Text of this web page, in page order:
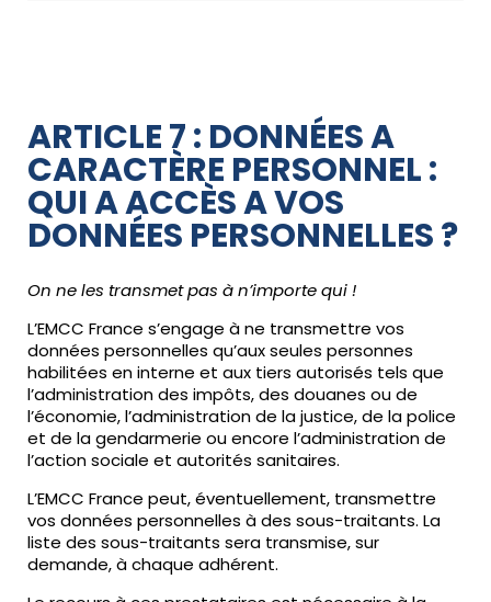
ARTICLE 7 : DONNÉES A
CARACTÈRE PERSONNEL :
QUI A ACCÈS A VOS
DONNÉES PERSONNELLES ?
On ne les transmet pas à n’importe qui !
L’EMCC France s’engage à ne transmettre vos
données personnelles qu’aux seules personnes
habilitées en interne et aux tiers autorisés tels que
l’administration des impôts, des douanes ou de
l’économie, l’administration de la justice, de la police
et de la gendarmerie ou encore l’administration de
l’action sociale et autorités sanitaires.
L’EMCC France peut, éventuellement, transmettre
vos données personnelles à des sous-traitants. La
liste des sous-traitants sera transmise, sur
demande, à chaque adhérent.